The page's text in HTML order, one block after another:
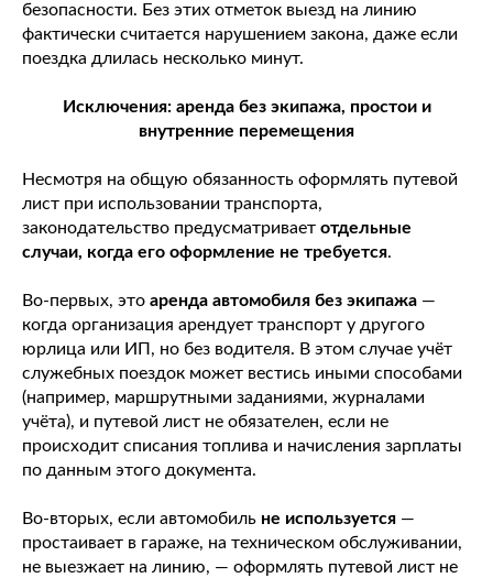
безопасности. Без этих отметок выезд на линию
фактически считается нарушением закона, даже если
поездка длилась несколько минут.
Исключения: аренда без экипажа, простои и
внутренние перемещения
Несмотря на общую обязанность оформлять путевой
лист при использовании транспорта,
законодательство предусматривает отдельные
случаи, когда его оформление не требуется.
Во-первых, это аренда автомобиля без экипажа —
когда организация арендует транспорт у другого
юрлица или ИП, но без водителя. В этом случае учёт
служебных поездок может вестись иными способами
(например, маршрутными заданиями, журналами
учёта), и путевой лист не обязателен, если не
происходит списания топлива и начисления зарплаты
по данным этого документа.
Во-вторых, если автомобиль не используется —
простаивает в гараже, на техническом обслуживании,
не выезжает на линию, — оформлять путевой лист не